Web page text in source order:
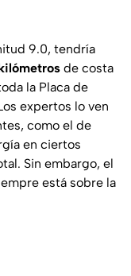
9.0, tendría
de costa
la Placa de
expertos lo ven
como el de
en ciertos
Sin embargo, el
está sobre la